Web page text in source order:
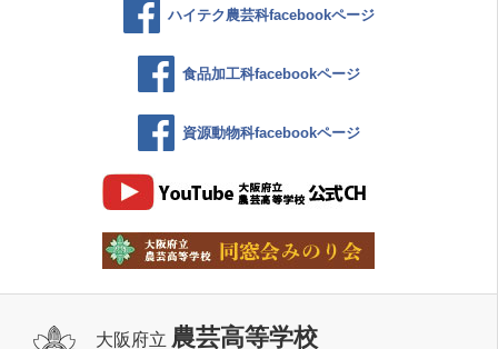
ハイテク農芸科facebookページ
食品加工科facebookページ
資源動物科facebookページ
大阪府立 農芸高等学校